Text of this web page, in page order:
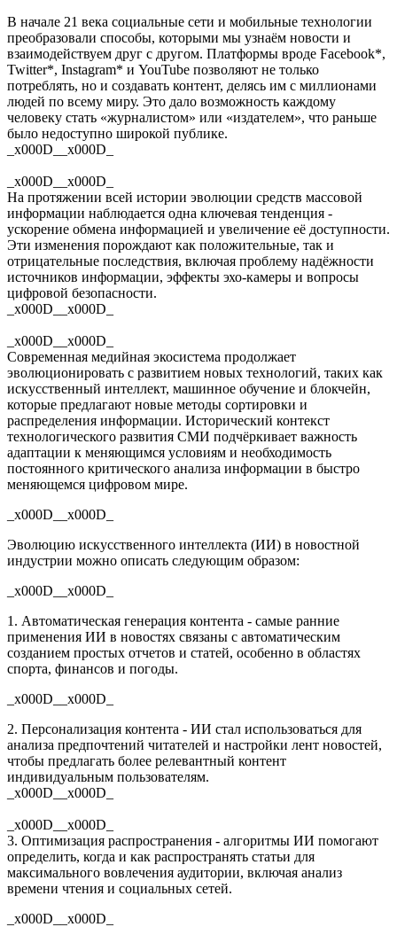
В начале 21 века социальные сети и мобильные технологии
преобразовали способы, которыми мы узнаём новости и
взаимодействуем друг с другом. Платформы вроде Facebook*,
Twitter*, Instagram* и YouTube позволяют не только
потреблять, но и создавать контент, делясь им с миллионами
людей по всему миру. Это дало возможность каждому
человеку стать «журналистом» или «издателем», что раньше
было недоступно широкой публике.
_x000D__x000D_
_x000D__x000D_
На протяжении всей истории эволюции средств массовой
информации наблюдается одна ключевая тенденция -
ускорение обмена информацией и увеличение её доступности.
Эти изменения порождают как положительные, так и
отрицательные последствия, включая проблему надёжности
источников информации, эффекты эхо-камеры и вопросы
цифровой безопасности.
_x000D__x000D_
_x000D__x000D_
Современная медийная экосистема продолжает
эволюционировать с развитием новых технологий, таких как
искусственный интеллект, машинное обучение и блокчейн,
которые предлагают новые методы сортировки и
распределения информации. Исторический контекст
технологического развития СМИ подчёркивает важность
адаптации к меняющимся условиям и необходимость
постоянного критического анализа информации в быстро
меняющемся цифровом мире.
_x000D__x000D_
Эволюцию искусственного интеллекта (ИИ) в новостной
индустрии можно описать следующим образом:
_x000D__x000D_
1. Автоматическая генерация контента - самые ранние
применения ИИ в новостях связаны с автоматическим
созданием простых отчетов и статей, особенно в областях
спорта, финансов и погоды.
_x000D__x000D_
2. Персонализация контента - ИИ стал использоваться для
анализа предпочтений читателей и настройки лент новостей,
чтобы предлагать более релевантный контент
индивидуальным пользователям.
_x000D__x000D_
_x000D__x000D_
3. Оптимизация распространения - алгоритмы ИИ помогают
определить, когда и как распространять статьи для
максимального вовлечения аудитории, включая анализ
времени чтения и социальных сетей.
_x000D__x000D_